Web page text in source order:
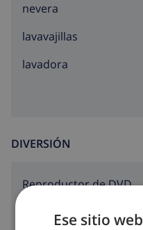
nevera
lavavajillas
lavadora
DIVERSIÓN
reproductor de DVD
Satélite televisión
Ese sitio